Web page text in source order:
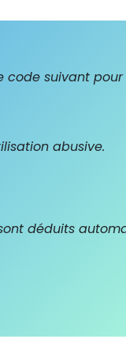
code suivant pour
abusive.
déduits